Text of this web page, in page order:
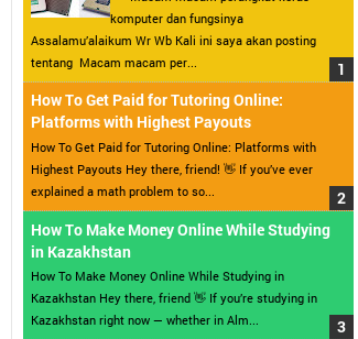
komputer dan fungsinya
Assalamu’alaikum Wr Wb Kali ini saya akan posting
tentang Macam macam per...
How To Get Paid for Tutoring Online:
Platforms with Highest Payouts
How To Get Paid for Tutoring Online: Platforms with
Highest Payouts Hey there, friend! 👋 If you’ve ever
explained a math problem to so...
How To Make Money Online While Studying
in Kazakhstan
How To Make Money Online While Studying in
Kazakhstan Hey there, friend 👋 If you’re studying in
Kazakhstan right now — whether in Alm...